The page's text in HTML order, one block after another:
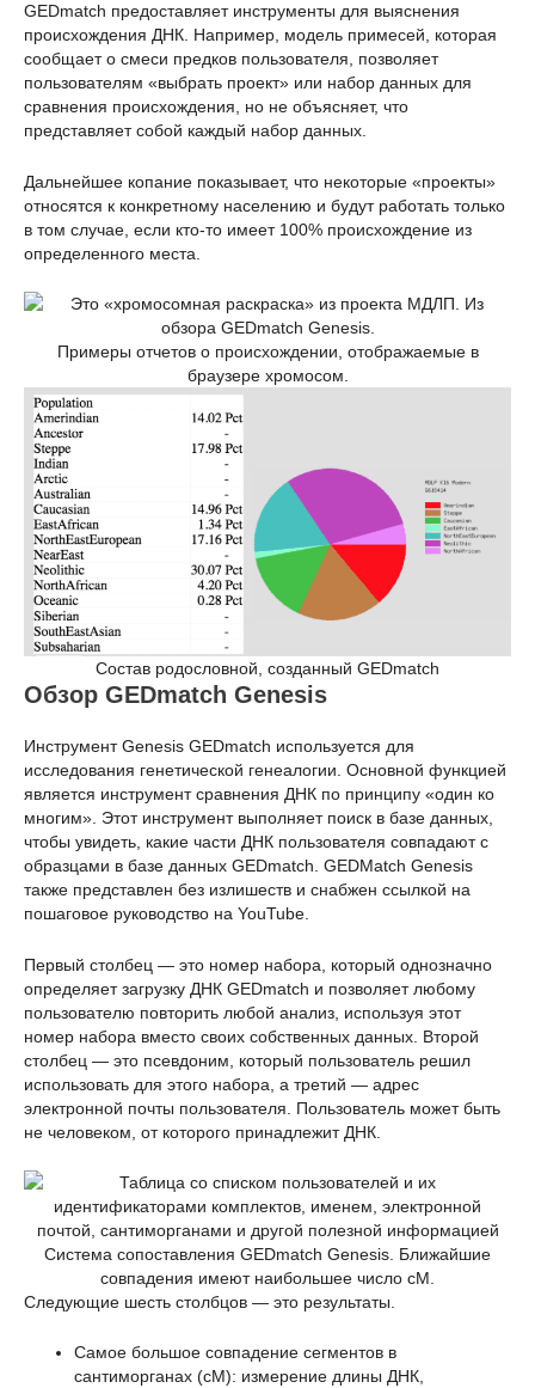
GEDmatch предоставляет инструменты для выяснения
происхождения ДНК. Например, модель примесей, которая
сообщает о смеси предков пользователя, позволяет
пользователям «выбрать проект» или набор данных для
сравнения происхождения, но не объясняет, что
представляет собой каждый набор данных.
Дальнейшее копание показывает, что некоторые «проекты»
относятся к конкретному населению и будут работать только
в том случае, если кто-то имеет 100% происхождение из
определенного места.
Примеры отчетов о происхождении, отображаемые в
браузере хромосом.
Состав родословной, созданный GEDmatch
Обзор GEDmatch Genesis
Инструмент Genesis GEDmatch используется для
исследования генетической генеалогии. Основной функцией
является инструмент сравнения ДНК по принципу «один ко
многим». Этот инструмент выполняет поиск в базе данных,
чтобы увидеть, какие части ДНК пользователя совпадают с
образцами в базе данных GEDmatch. GEDMatch Genesis
также представлен без излишеств и снабжен ссылкой на
пошаговое руководство на YouTube.
Первый столбец — это номер набора, который однозначно
определяет загрузку ДНК GEDmatch и позволяет любому
пользователю повторить любой анализ, используя этот
номер набора вместо своих собственных данных. Второй
столбец — это псевдоним, который пользователь решил
использовать для этого набора, а третий — адрес
электронной почты пользователя. Пользователь может быть
не человеком, от которого принадлежит ДНК.
Система сопоставления GEDmatch Genesis. Ближайшие
совпадения имеют наибольшее число cM.
Следующие шесть столбцов — это результаты.
Самое большое совпадение сегментов в
сантиморганах (сМ): измерение длины ДНК,